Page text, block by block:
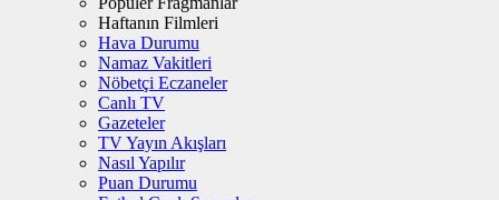
Haftanın Filmleri
Hava Durumu
Namaz Vakitleri
Nöbetçi Eczaneler
Canlı TV
Gazeteler
TV Yayın Akışları
Nasıl Yapılır
Puan Durumu